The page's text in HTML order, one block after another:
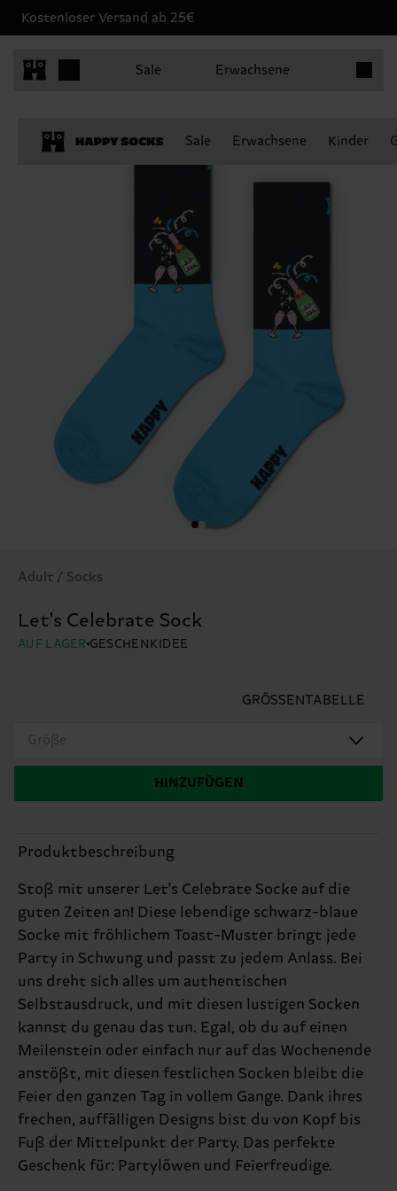
Kostenloser Versand ab 25€
Sale Erwachsene
Sale Erwachsene Kinder
Adult / Socks
Let's Celebrate Sock
AUF LAGER GESCHENKIDEE
GRÖSSENTABELLE
Größe
HINZUFÜGEN
Produktbeschreibung
Stoß mit unserer Let's Celebrate Socke auf die
guten Zeiten an! Diese lebendige schwarz-blaue
Socke mit fröhlichem Toast-Muster bringt jede
Party in Schwung und passt zu jedem Anlass. Bei
uns dreht sich alles um authentischen
Selbstausdruck, und mit diesen lustigen Socken
kannst du genau das tun. Egal, ob du auf einen
Meilenstein oder einfach nur auf das Wochenende
anstößt, mit diesen festlichen Socken bleibt die
Feier den ganzen Tag in vollem Gange. Dank ihres
frechen, auffälligen Designs bist du von Kopf bis
Fuß der Mittelpunkt der Party. Das perfekte
Geschenk für: Partylöwen und Feierfreudige.